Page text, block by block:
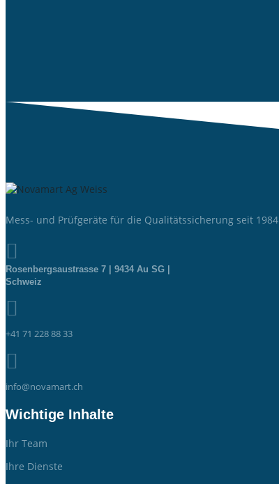
Mess- und Prüfgeräte für die Qualitätssicherung seit 1984

Rosenbergsaustrasse 7 | 9434 Au SG |
Schweiz

+41 71 228 88 33

info@novamart.ch
Wichtige Inhalte
Ihr Team
Ihre Dienste